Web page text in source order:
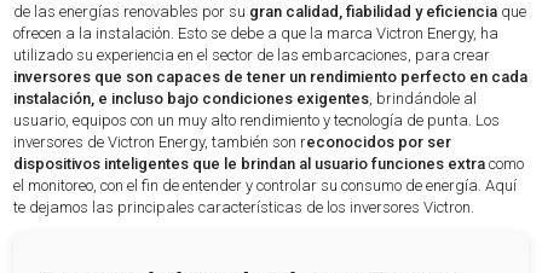
de las energías renovables por su gran calidad, fiabilidad y eficiencia que
ofrecen a la instalación. Esto se debe a que la marca Victron Energy, ha
utilizado su experiencia en el sector de las embarcaciones, para crear
inversores que son capaces de tener un rendimiento perfecto en cada
instalación, e incluso bajo condiciones exigentes , brindándole al
usuario, equipos con un muy alto rendimiento y tecnología de punta. Los
inversores de Victron Energy, también son reconocidos por ser
dispositivos inteligentes que le brindan al usuario funciones extra como
el monitoreo, con el fin de entender y controlar su consumo de energía. Aquí
te dejamos las principales características de los inversores Victron.